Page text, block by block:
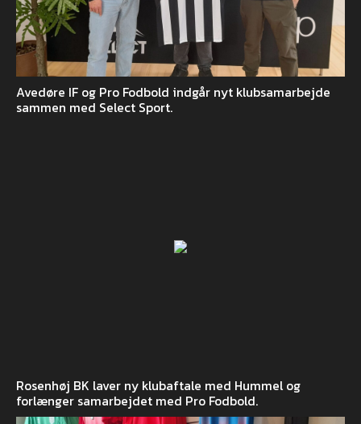
Avedøre IF og Pro Fodbold indgår nyt klubsamarbejde
sammen med Select Sport.
Rosenhøj BK laver ny klubaftale med Hummel og
forlænger samarbejdet med Pro Fodbold.